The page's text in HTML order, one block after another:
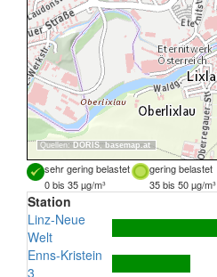
Quellen: DORIS, basemap.at
sehr gering belastet gering belastet
0 bis 35 µg/m³
35 bis 50 µg/m³
Station
Linz-Neue
Welt
Enns-Kristein
3